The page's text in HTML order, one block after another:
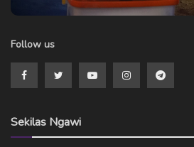
Follow us
Sekilas Ngawi